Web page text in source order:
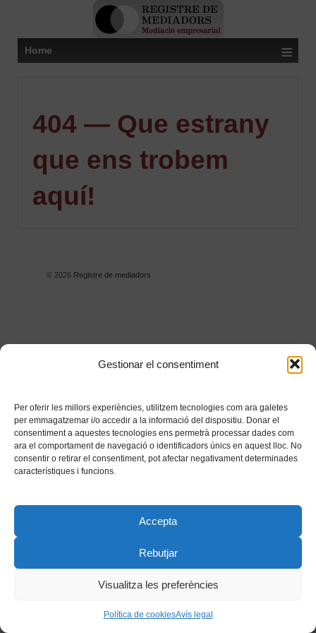
Gestionar el consentiment
Per oferir les millors experiències, utilitzem tecnologies com ara galetes
per emmagatzemar i/o accedir a la informació del dispositiu. Donar el
consentiment a aquestes tecnologies ens permetrà processar dades com
ara el comportament de navegació o identificadors únics en aquest lloc. No
consentir o retirar el consentiment, pot afectar negativament determinades
característiques i funcions.
Accepta
Rebutjar
Visualitza les preferències
Política de cookiesAvís legal
Home ≡
404 — Que estrany
que ens trobem
aquí!
© 2026Registre de mediadors